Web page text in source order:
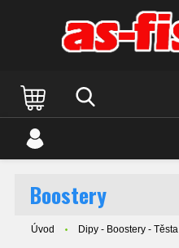
Boostery
Úvod Dipy - Boostery - Těsta